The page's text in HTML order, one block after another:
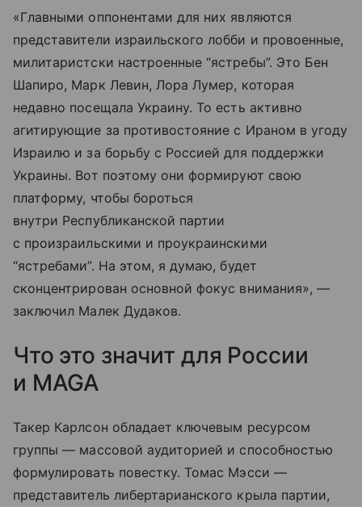
«Главными оппонентами для них являются
представители израильского лобби и провоенные,
милитаристски настроенные “ястребы”. Это Бен
Шапиро, Марк Левин, Лора Лумер, которая
недавно посещала Украину. То есть активно
агитирующие за противостояние с Ираном в угоду
Израилю и за борьбу с Россией для поддержки
Украины. Вот поэтому они формируют свою
платформу, чтобы бороться
внутри Республиканской партии
с произраильскими и проукраинскими
“ястребами”. На этом, я думаю, будет
сконцентрирован основной фокус внимания», —
заключил Малек Дудаков.
Что это значит для России
и MAGA
Такер Карлсон обладает ключевым ресурсом
группы — массовой аудиторией и способностью
формулировать повестку. Томас Мэсси —
представитель либертарианского крыла партии,